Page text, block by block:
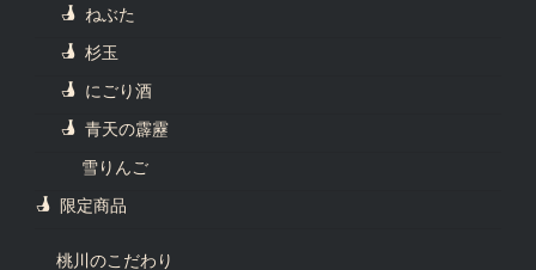
ねぶた
杉玉
にごり酒
青天の霹靂
雪りんご
限定商品
桃川のこだわり